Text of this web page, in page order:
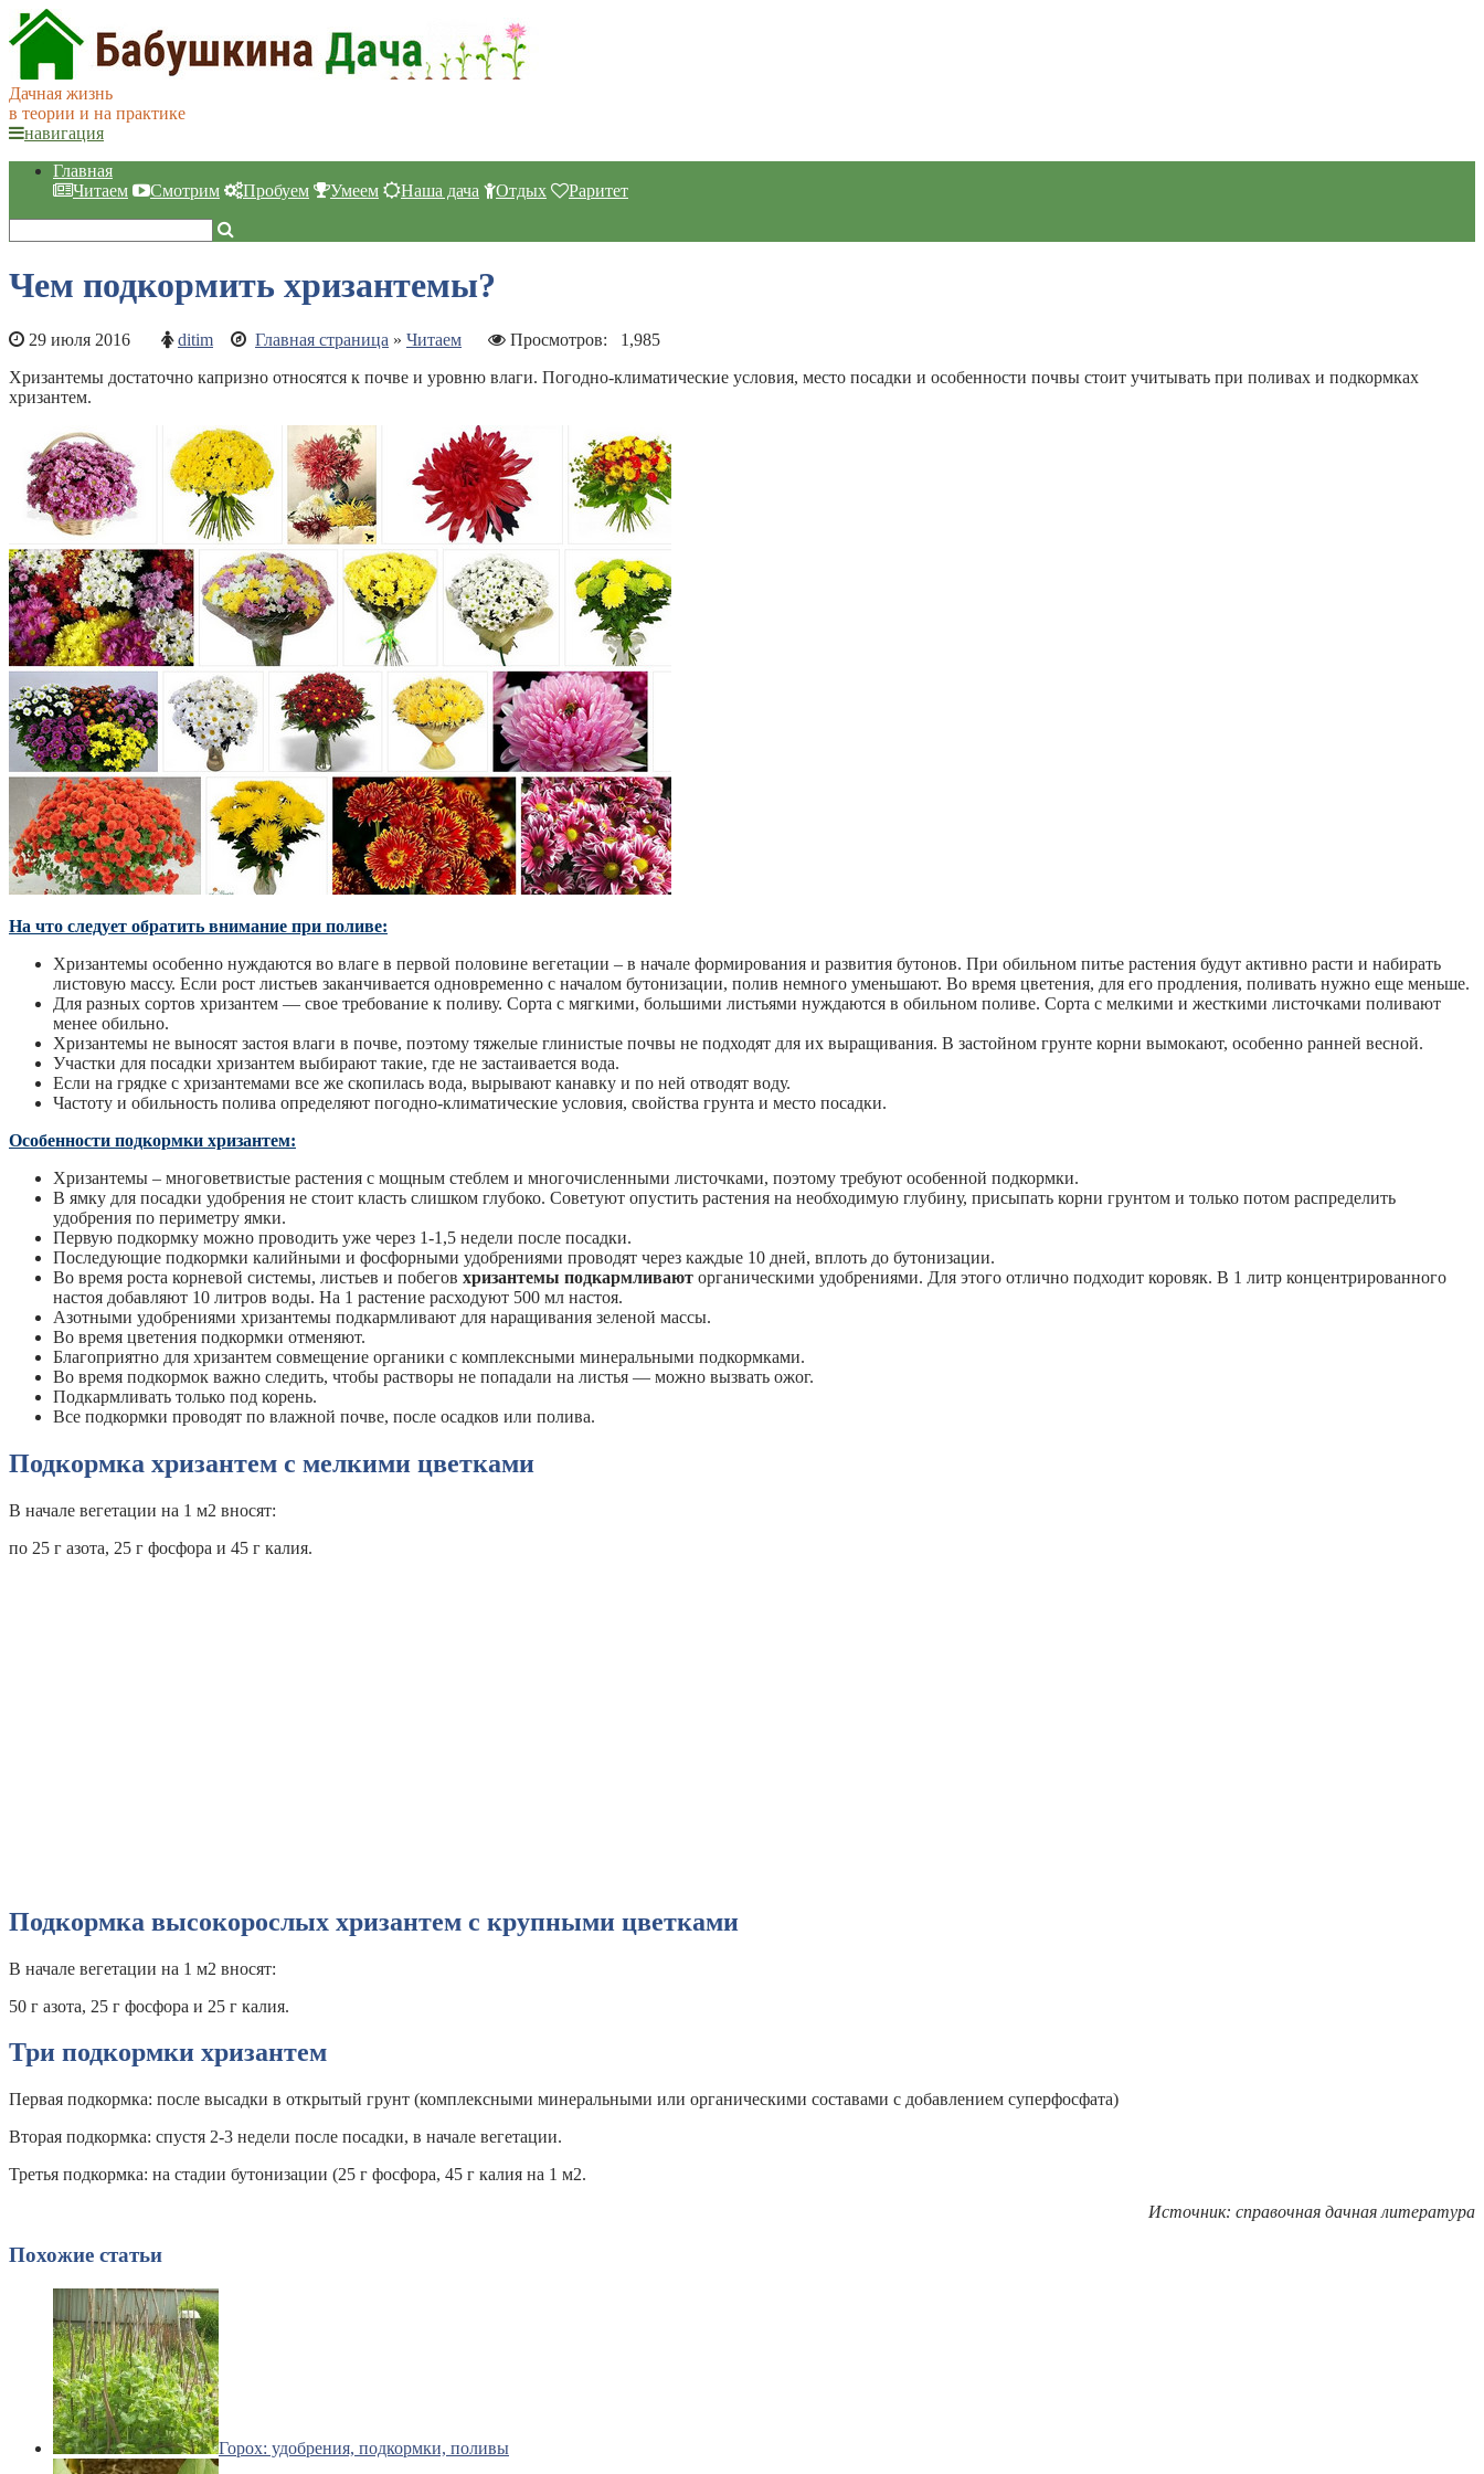
Дачная жизнь
в теории и на практике
навигация
Главная
Читаем
Смотрим Пробуем Умеем Наша дача Отдых Раритет
Чем подкормить хризантемы?
29 июля 2016 ditim Главная страница » Читаем Просмотров: 1,985
Хризантемы достаточно капризно относятся к почве и уровню влаги. Погодно-климатические условия, место посадки и особенности почвы стоит учитывать при поливах и подкормках
хризантем.
На что следует обратить внимание при поливе:
Хризантемы особенно нуждаются во влаге в первой половине вегетации – в начале формирования и развития бутонов. При обильном питье растения будут активно расти и набирать
листовую массу. Если рост листьев заканчивается одновременно с началом бутонизации, полив немного уменьшают. Во время цветения, для его продления, поливать нужно еще меньше.
Для разных сортов хризантем — свое требование к поливу. Сорта с мягкими, большими листьями нуждаются в обильном поливе. Сорта с мелкими и жесткими листочками поливают
менее обильно.
Хризантемы не выносят застоя влаги в почве, поэтому тяжелые глинистые почвы не подходят для их выращивания. В застойном грунте корни вымокают, особенно ранней весной.
Участки для посадки хризантем выбирают такие, где не застаивается вода.
Если на грядке с хризантемами все же скопилась вода, вырывают канавку и по ней отводят воду.
Частоту и обильность полива определяют погодно-климатические условия, свойства грунта и место посадки.
Особенности подкормки хризантем:
Хризантемы – многоветвистые растения с мощным стеблем и многочисленными листочками, поэтому требуют особенной подкормки.
В ямку для посадки удобрения не стоит класть слишком глубоко. Советуют опустить растения на необходимую глубину, присыпать корни грунтом и только потом распределить
удобрения по периметру ямки.
Первую подкормку можно проводить уже через 1-1,5 недели после посадки.
Последующие подкормки калийными и фосфорными удобрениями проводят через каждые 10 дней, вплоть до бутонизации.
Во время роста корневой системы, листьев и побегов хризантемы подкармливают органическими удобрениями. Для этого отлично подходит коровяк. В 1 литр концентрированного
настоя добавляют 10 литров воды. На 1 растение расходуют 500 мл настоя.
Азотными удобрениями хризантемы подкармливают для наращивания зеленой массы.
Во время цветения подкормки отменяют.
Благоприятно для хризантем совмещение органики с комплексными минеральными подкормками.
Во время подкормок важно следить, чтобы растворы не попадали на листья — можно вызвать ожог.
Подкармливать только под корень.
Все подкормки проводят по влажной почве, после осадков или полива.
Подкормка хризантем с мелкими цветками
В начале вегетации на 1 м2 вносят:
по 25 г азота, 25 г фосфора и 45 г калия.
Подкормка высокорослых хризантем с крупными цветками
В начале вегетации на 1 м2 вносят:
50 г азота, 25 г фосфора и 25 г калия.
Три подкормки хризантем
Первая подкормка: после высадки в открытый грунт (комплексными минеральными или органическими составами с добавлением суперфосфата)
Вторая подкормка: спустя 2-3 недели после посадки, в начале вегетации.
Третья подкормка: на стадии бутонизации (25 г фосфора, 45 г калия на 1 м2.
Источник: справочная дачная литература
Похожие статьи
Горох: удобрения, подкормки, поливы